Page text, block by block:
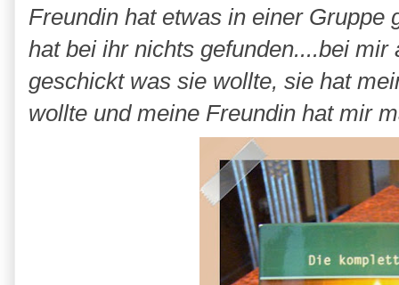
Freundin hat etwas in einer Gruppe
hat bei ihr nichts gefunden....bei
geschickt was sie wollte, sie hat
wollte und meine Freundin hat mir